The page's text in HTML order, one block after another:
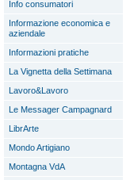
Info consumatori
Informazione economica e
aziendale
Informazioni pratiche
La Vignetta della Settimana
Lavoro&Lavoro
Le Messager Campagnard
LibrArte
Mondo Artigiano
Montagna VdA